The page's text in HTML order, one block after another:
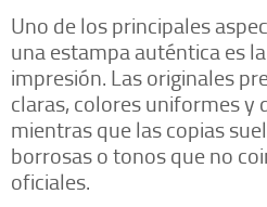
Uno de los principales
una estampa auténtica es
impresión. Las originales
claras, colores uniformes y
mientras que las copias
borrosas o tonos que no
oficiales.